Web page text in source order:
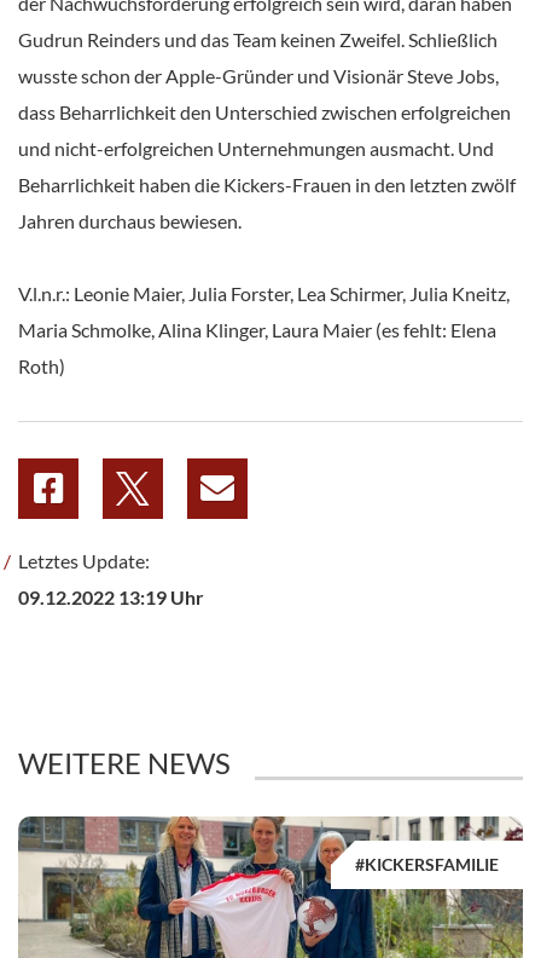
Gudrun Reinders und das Team keinen Zweifel. Schließlich
wusste schon der Apple-Gründer und Visionär Steve Jobs,
dass Beharrlichkeit den Unterschied zwischen erfolgreichen
und nicht-erfolgreichen Unternehmungen ausmacht. Und
Beharrlichkeit haben die Kickers-Frauen in den letzten zwölf
Jahren durchaus bewiesen.
V.l.n.r.: Leonie Maier, Julia Forster, Lea Schirmer, Julia Kneitz,
Maria Schmolke, Alina Klinger, Laura Maier (es fehlt: Elena
Roth)
Letztes Update:
09.12.2022 13:19 Uhr
WEITERE NEWS
#KICKERSFAMILIE